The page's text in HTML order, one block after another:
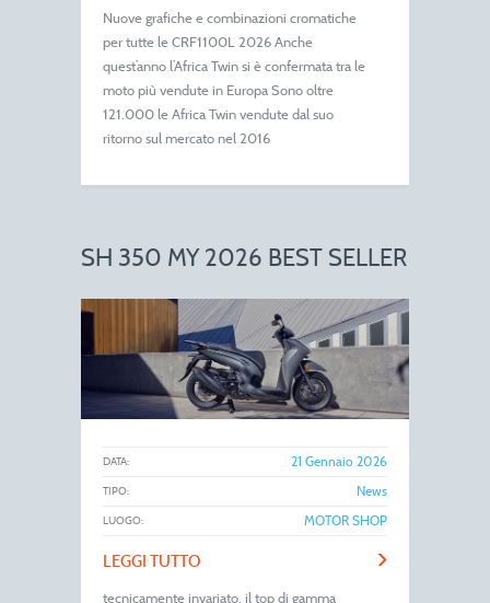
Nuove grafiche e combinazioni cromatiche
per tutte le CRF1100L 2026 Anche
quest’anno l’Africa Twin si è confermata tra le
moto più vendute in Europa Sono oltre
121.000 le Africa Twin vendute dal suo
ritorno sul mercato nel 2016
SH 350 MY 2026 BEST SELLER
DATA: 21 Gennaio 2026
TIPO: News
LUOGO: MOTOR SHOP
LEGGI TUTTO >
tecnicamente invariato, il top di gamma